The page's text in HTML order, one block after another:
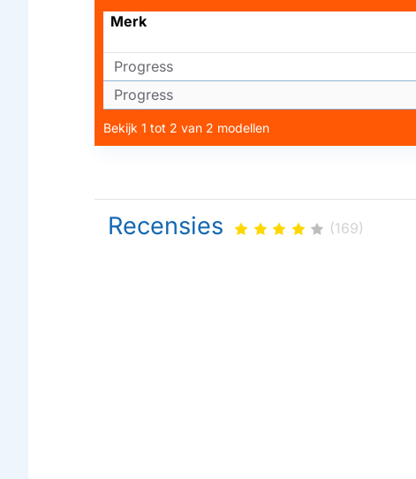
Merk
Progress
Progress
Bekijk 1 tot 2 van 2 modellen
Recensies (169)